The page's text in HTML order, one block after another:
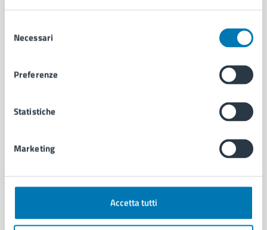
delNecessari
Preferenze
Statistiche
Marketing
Accetta tutti
Politici
Intranet, posta aziendale e protocollo
CATEGORIE DI SERVIZIO
Anagrafe e stato civile
Giustizia e sicurezza pubblica